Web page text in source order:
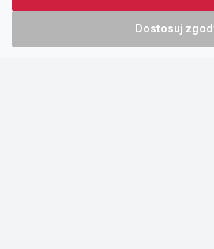
Dostosuj